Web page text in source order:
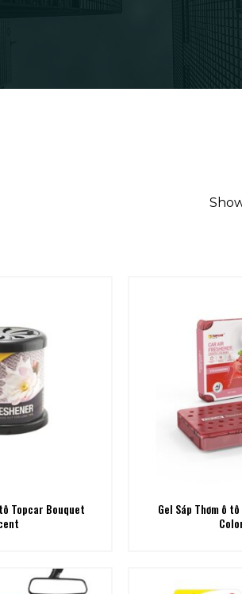
Topcar Bouquet
Gel Sáp Thơm ô